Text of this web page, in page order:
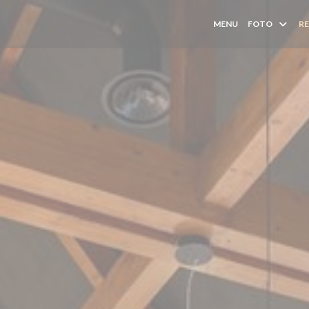
MENU FOTO